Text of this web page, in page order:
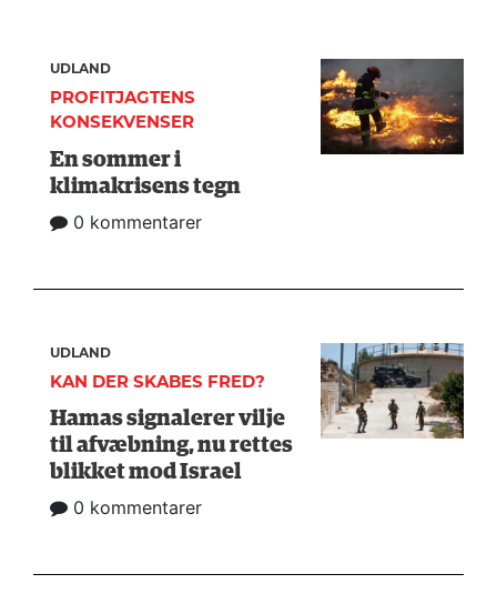
UDLAND
PROFITJAGTENS
KONSEKVENSER
En sommer i
klimakrisens tegn
0 kommentarer
UDLAND
KAN DER SKABES FRED?
Hamas signalerer vilje
til afvæbning, nu rettes
blikket mod Israel
0 kommentarer